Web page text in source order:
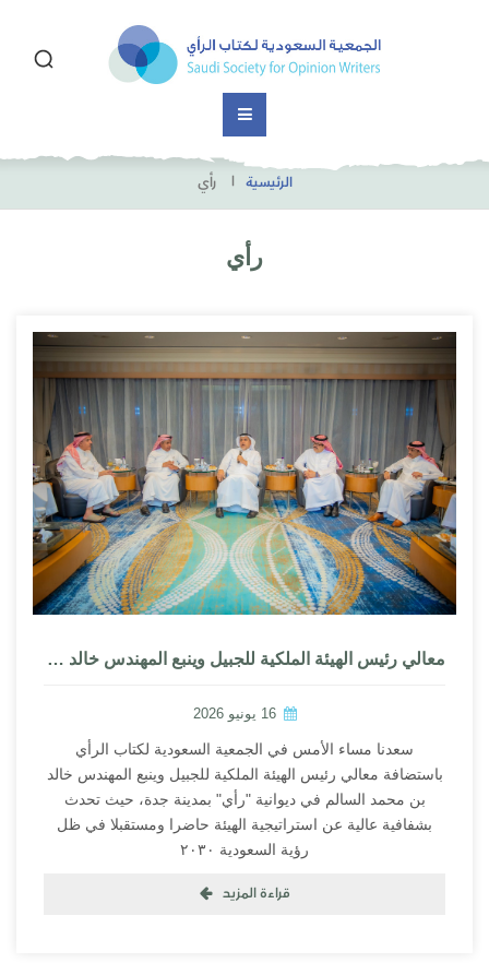
الرئيسية رأي
رأي
معالي رئيس الهيئة الملكية للجبيل وينبع المهندس خالد بن محمد السالم في ديوانية “رأي” بمدينة جدة
16 يونيو 2026
سعدنا مساء الأمس في الجمعية السعودية لكتاب الرأي
باستضافة معالي رئيس الهيئة الملكية للجبيل وينبع المهندس خالد
بن محمد السالم في ديوانية "رأي" بمدينة جدة، حيث تحدث
بشفافية عالية عن استراتيجية الهيئة حاضرا ومستقبلا في ظل
رؤية السعودية ٢٠٣٠
قراءة المزيد